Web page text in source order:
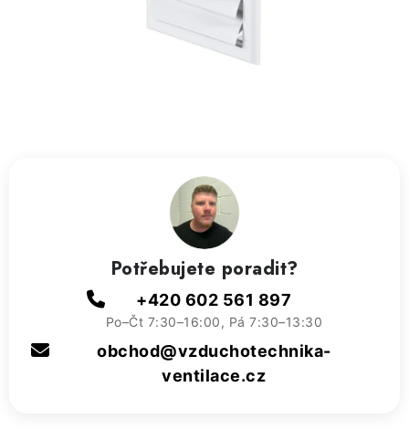
ZVLHČOVAČE VZDUCHU PRŮMYSLOVÉ
NAHŘÍVACÍ POLŠTÁŘEK S LÁVOVÝM PÍSKEM
Kontakty
Potřebujete poradit?
+420 602 561 897
Po–Čt 7:30–16:00, Pá 7:30–13:30
obchod@vzduchotechnika-
ventilace.cz